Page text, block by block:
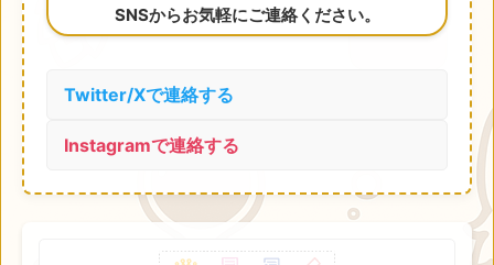
SNSからお気軽にご連絡ください。
Twitter/Xで連絡する
Instagramで連絡する